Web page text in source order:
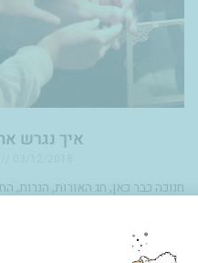
איך נגרש
חנוכה כבר כאן, חג האורות, הנרות,
להורים ולילדים יחד. ואם אנחנו
גייסתי את מעצבת הפנים ויועצת
שתתן ל"נס קפה קר"